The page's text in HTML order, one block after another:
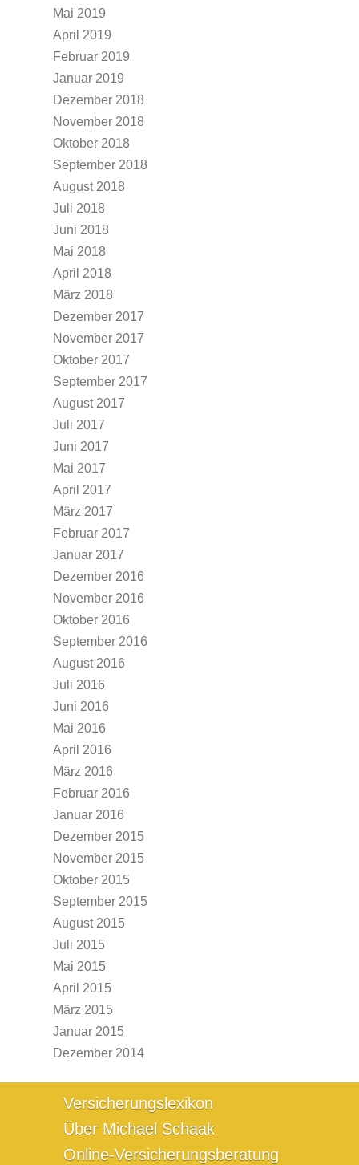
Mai 2019
April 2019
Februar 2019
Januar 2019
Dezember 2018
November 2018
Oktober 2018
September 2018
August 2018
Juli 2018
Juni 2018
Mai 2018
April 2018
März 2018
Dezember 2017
November 2017
Oktober 2017
September 2017
August 2017
Juli 2017
Juni 2017
Mai 2017
April 2017
März 2017
Februar 2017
Januar 2017
Dezember 2016
November 2016
Oktober 2016
September 2016
August 2016
Juli 2016
Juni 2016
Mai 2016
April 2016
März 2016
Februar 2016
Januar 2016
Dezember 2015
November 2015
Oktober 2015
September 2015
August 2015
Juli 2015
Mai 2015
April 2015
März 2015
Januar 2015
Dezember 2014
Versicherungslexikon
Über Michael Schaak
Online-Versicherungsberatung